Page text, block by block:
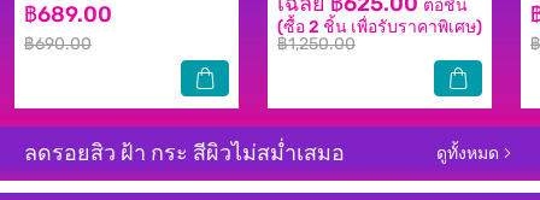
฿689.00
฿690.00
ต่อชิ้น
(ซื้อ 2 ชิ้น เพื่อรับราคาพิเศษ)
฿1,250.00
ลดรอยสิว ฝ้า กระ สีผิวไม่สม่ำเสมอ ดูทั้งหมด